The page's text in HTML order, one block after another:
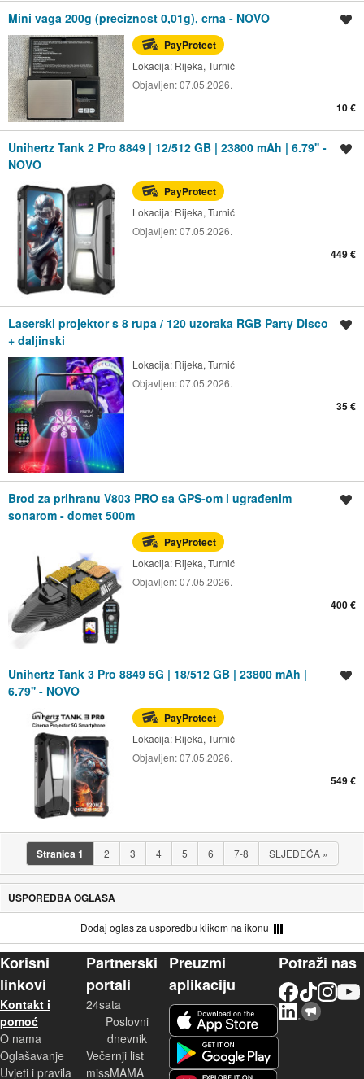
Mini vaga 200g (preciznost 0,01g), crna - NOVO
PayProtect
Lokacija: Rijeka, Turnić
Objavljen:07.05.2026.
10 €
Unihertz Tank 2 Pro 8849 | 12/512 GB | 23800 mAh | 6.79'' -
NOVO
PayProtect
Lokacija: Rijeka, Turnić
Objavljen:07.05.2026.
449 €
Laserski projektor s 8 rupa / 120 uzoraka RGB Party Disco
+ daljinski
Lokacija: Rijeka, Turnić
Objavljen:07.05.2026.
35 €
Brod za prihranu V803 PRO sa GPS-om i ugrađenim
sonarom - domet 500m
PayProtect
Lokacija: Rijeka, Turnić
Objavljen:07.05.2026.
400 €
Unihertz Tank 3 Pro 8849 5G | 18/512 GB | 23800 mAh |
6.79'' - NOVO
PayProtect
Lokacija: Rijeka, Turnić
Objavljen:07.05.2026.
549 €
Stranica1 2 3 4 5 6 7-8 SLJEDEĆA »
USPOREDBA OGLASA
Dodaj oglas za usporedbu klikom na ikonu
Korisni
linkovi
Kontakt i
pomoć
O nama
Oglašavanje
Uvjeti i pravila
Partnerski
portali
24sata
Poslovni
dnevnik
Večernji list
missMAMA
Preuzmi
aplikaciju
Potraži nas